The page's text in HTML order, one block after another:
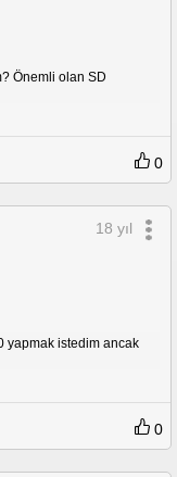
Önemli olan SD
0
18 yıl
yapmak istedim ancak
0